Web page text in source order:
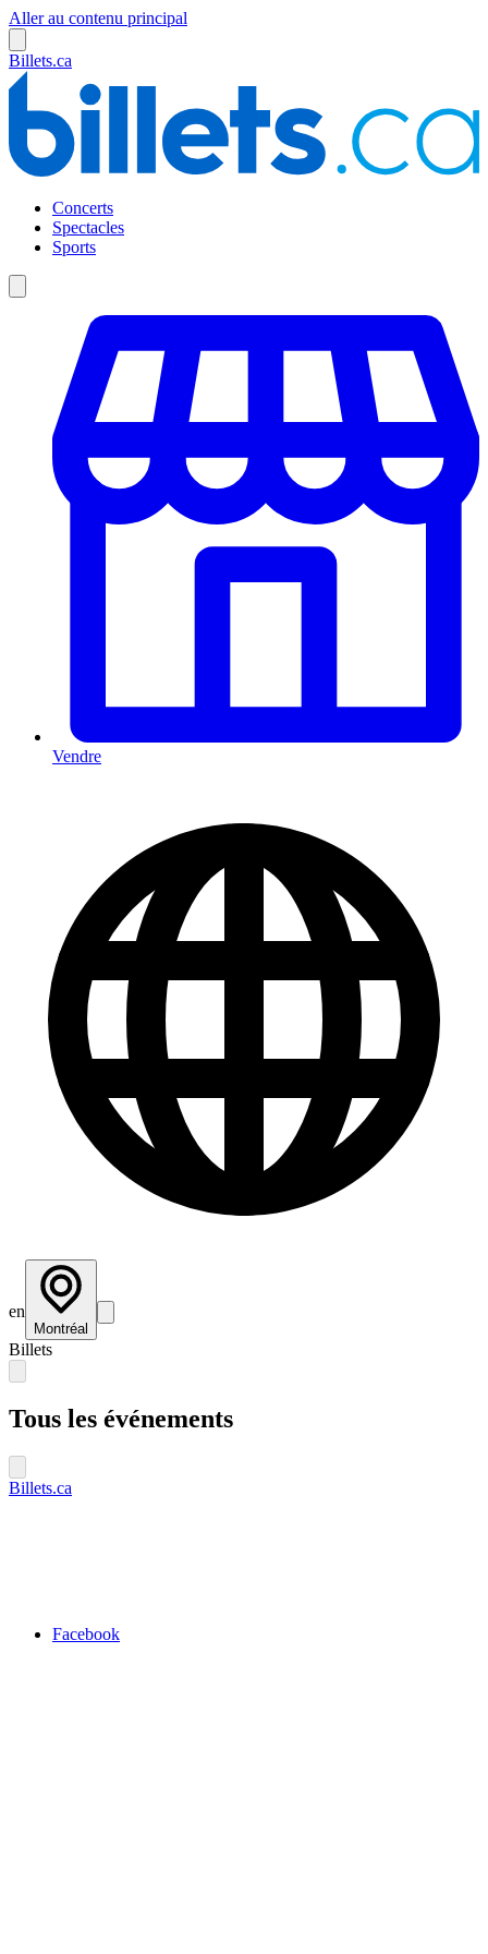
Aller au contenu principal
Billets.ca
Concerts
Spectacles
Sports
Vendre
en
Montréal
Billets
Tous les événements
Billets.ca
Facebook